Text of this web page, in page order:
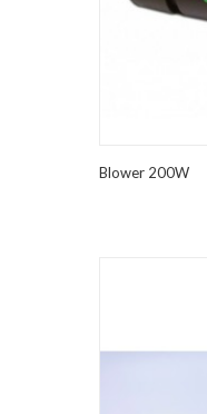
Blower 200W